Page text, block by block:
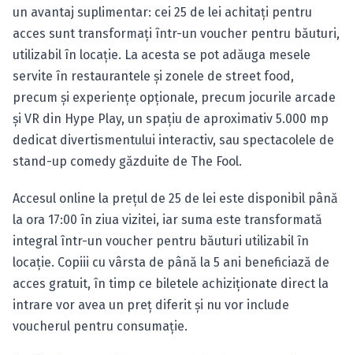
un avantaj suplimentar: cei 25 de lei achitați pentru
acces sunt transformați într-un voucher pentru băuturi,
utilizabil în locație. La acesta se pot adăuga mesele
servite în restaurantele și zonele de street food,
precum și experiențe opționale, precum jocurile arcade
și VR din Hype Play, un spațiu de aproximativ 5.000 mp
dedicat divertismentului interactiv, sau spectacolele de
stand-up comedy găzduite de The Fool.
Accesul online la prețul de 25 de lei este disponibil până
la ora 17:00 în ziua vizitei, iar suma este transformată
integral într-un voucher pentru băuturi utilizabil în
locație. Copiii cu vârsta de până la 5 ani beneficiază de
acces gratuit, în timp ce biletele achiziționate direct la
intrare vor avea un preț diferit și nu vor include
voucherul pentru consumație.